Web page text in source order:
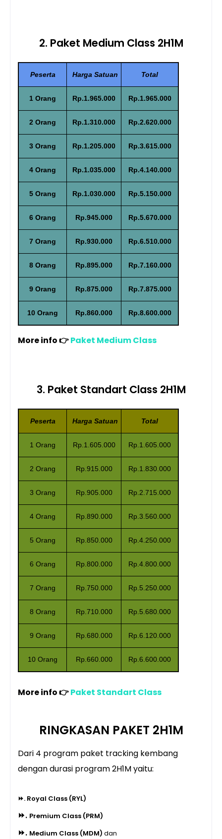
2. Paket Medium Class 2H1M
Peserta Harga Satuan Total
1 Orang Rp.1.965.000 Rp.1.965.000
2 Orang Rp.1.310.000 Rp.2.620.000
3 Orang Rp.1.205.000 Rp.3.615.000
4 Orang Rp.1.035.000 Rp.4.140.000
5 Orang Rp.1.030.000 Rp.5.150.000
6 Orang Rp.945.000 Rp.5.670.000
7 Orang Rp.930.000 Rp.6.510.000
8 Orang Rp.895.000 Rp.7.160.000
9 Orang Rp.875.000 Rp.7.875.000
10 Orang Rp.860.000 Rp.8.600.000
More info 👉Paket Medium Class
3. Paket Standart Class 2H1M
Peserta Harga Satuan Total
1 Orang Rp.1.605.000 Rp.1.605.000
2 Orang Rp.915.000 Rp.1.830.000
3 Orang Rp.905.000 Rp.2.715.000
4 Orang Rp.890.000 Rp.3.560.000
5 Orang Rp.850.000 Rp.4.250.000
6 Orang Rp.800.000 Rp.4.800.000
7 Orang Rp.750.000 Rp.5.250.000
8 Orang Rp.710.000 Rp.5.680.000
9 Orang Rp.680.000 Rp.6.120.000
10 Orang Rp.660.000 Rp.6.600.000
More info 👉Paket Standart Class
RINGKASAN PAKET 2H1M
Dari 4 program paket tracking kembang
dengan durasi program 2H1M yaitu:
⏩. Royal Class (RYL)
⏩. Premium Class (PRM)
⏩. Medium Class (MDM) dan